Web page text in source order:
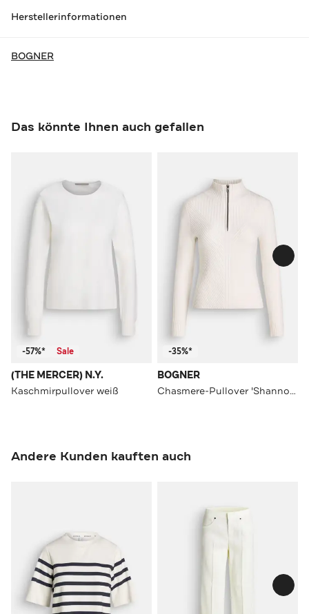
Herstellerinformationen
BOGNER
Das könnte Ihnen auch gefallen
-57%* Sale
(THE MERCER) N.Y.
Kaschmirpullover weiß
-35%*
BOGNER
Chasmere-Pullover 'Shannon' weiß
Andere Kunden kauften auch